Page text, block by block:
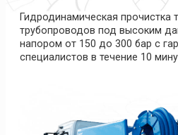
Гидродинамическая прочистка
трубопроводов под высоким
напором от 150 до 300 бар с
специалистов в течение 10